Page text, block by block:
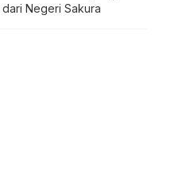
Negeri Sakura